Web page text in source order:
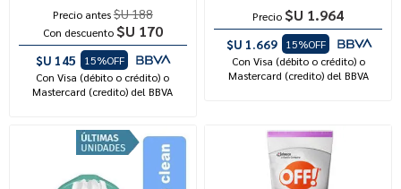
Precio antes$U 188
Con descuento $U 170
$U 145
15%OFF
Con Visa (débito o crédito) o
Mastercard (credito) del BBVA
Precio $U 1.964
$U 1.669
15%OFF
Con Visa (débito o crédito) o
Mastercard (credito) del BBVA